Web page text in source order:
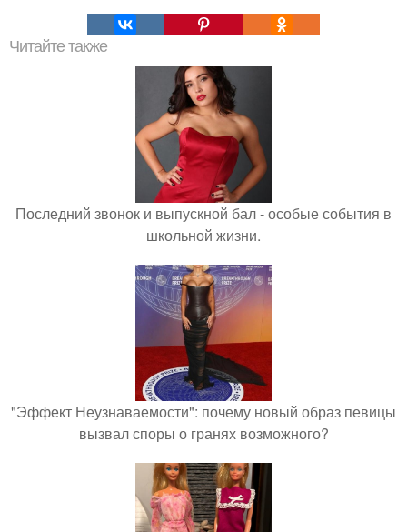
Читайте также
Последний звонок и выпускной бал - особые события в
школьной жизни.
"Эффект Неузнаваемости": почему новый образ певицы
вызвал споры о гранях возможного?